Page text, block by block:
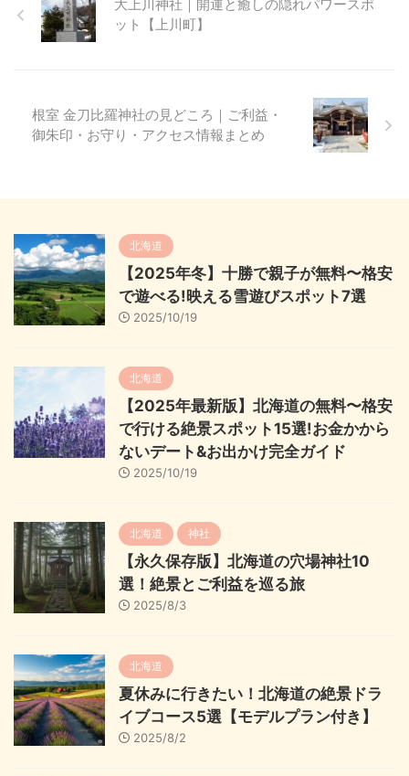
大上川神社｜開運と癒しの隠れパワースポ
ット【上川町】
根室 金刀比羅神社の見どころ｜ご利益・
御朱印・お守り・アクセス情報まとめ
北海道
【2025年冬】十勝で親子が無料〜格安
で遊べる!映える雪遊びスポット7選
2025/10/19
北海道
【2025年最新版】北海道の無料〜格安
で行ける絶景スポット15選!お金かから
ないデート&お出かけ完全ガイド
2025/10/19
北海道 神社
【永久保存版】北海道の穴場神社10
選！絶景とご利益を巡る旅
2025/8/3
北海道
夏休みに行きたい！北海道の絶景ドラ
イブコース5選【モデルプラン付き】
2025/8/2